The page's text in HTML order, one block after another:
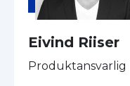
Eivind Riiser